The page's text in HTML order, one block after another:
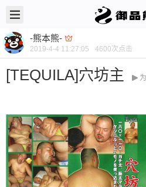
-熊本熊-
2019-4-4 11:27:05 4600次点击
[TEQUILA]穴坊主
-熊本熊- @ 御品熊风